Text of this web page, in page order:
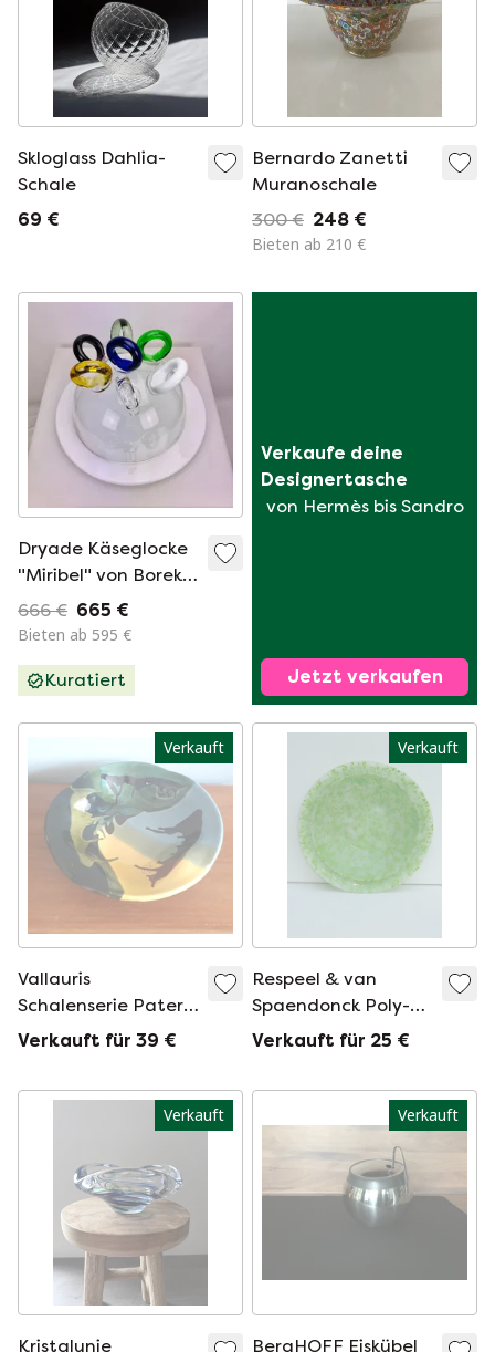
Skloglass Dahlia-
Schale
69 €
Bernardo Zanetti
Muranoschale
300 € 248 €
Bieten ab 210 €
Dryade Käseglocke
"Miribel" von Borek
Sipek
666 € 665 €
Bieten ab 595 €
Kuratiert
Verkaufe deine
Designertasche
von Hermès bis Sandro
Jetzt verkaufen
Verkauft
Vallauris
Schalenserie Patera
aus dem spanischen
Verkauft für 39 €
Verkauft
Respeel & van
Spaendonck Poly-
Poly-Skala
Verkauft für 25 €
Verkauft
Kristalunie
Verkauft
BergHOFF Eiskübel